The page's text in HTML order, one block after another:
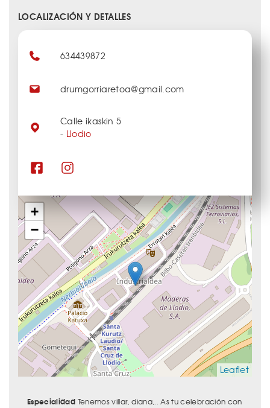
LOCALIZACIÓN Y DETALLES
+
−
Leaflet
634439872
drumgorriaretoa@gmail.com
Calle ikaskin 5
- Llodio
Especialidad Tenemos villar, diana,.. As tu celebración con